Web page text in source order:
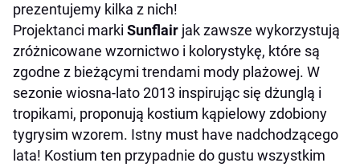
prezentujemy kilka z nich!
Projektanci marki Sunflair jak zawsze wykorzystują
zróżnicowane wzornictwo i kolorystykę, które są
zgodne z bieżącymi trendami mody plażowej. W
sezonie wiosna-lato 2013 inspirując się dżunglą i
tropikami, proponują kostium kąpielowy zdobiony
tygrysim wzorem. Istny must have nadchodzącego
lata! Kostium ten przypadnie do gustu wszystkim